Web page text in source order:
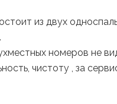
из двух
номеров не
чистоту , за